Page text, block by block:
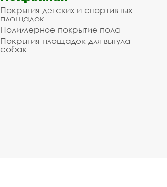
Покрытия детских и спортивных
площадок
Полимерное покрытие пола
Покрытия площадок для выгула
собак